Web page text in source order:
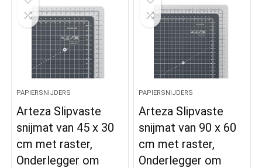
PAPIERSNIJDERS
Arteza Slipvaste
snijmat van 45 x 30
cm met raster,
Onderlegger om
PAPIERSNIJDERS
Arteza Slipvaste
snijmat van 90 x 60
cm met raster,
Onderlegger om